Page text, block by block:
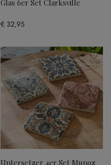
Glas 6er Set Clarksville
€ 32,95
Untersetzer 4er Set Munoz